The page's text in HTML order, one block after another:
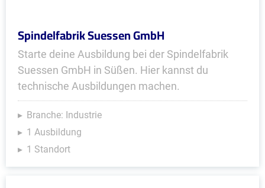
Spindelfabrik Suessen GmbH
Starte deine Ausbildung bei der Spindelfabrik
Suessen GmbH in Süßen. Hier kannst du
technische Ausbildungen machen.
Branche: Industrie
1 Ausbildung
1 Standort